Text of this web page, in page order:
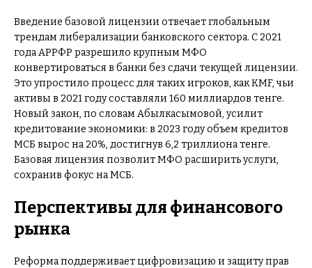
Введение базовой лицензии отвечает глобальным
трендам либерализации банковского сектора. С 2021
года АРРФР разрешило крупным МФО
конвертироваться в банки без сдачи текущей лицензии.
Это упростило процесс для таких игроков, как KMF, чьи
активы в 2021 году составляли 160 миллиардов тенге.
Новый закон, по словам Абылкасымовой, усилит
кредитование экономики: в 2023 году объем кредитов
МСБ вырос на 20%, достигнув 6,2 триллиона тенге.
Базовая лицензия позволит МФО расширить услуги,
сохранив фокус на МСБ.
Перспективы для финансового
рынка
Реформа поддерживает цифровизацию и защиту прав